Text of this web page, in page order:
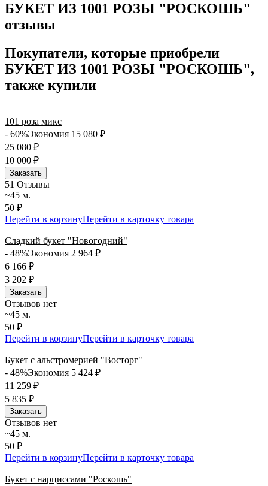
Нужна срочная отправка? Курьер привезет заказ в течение 60
минут или день в день в удобный интервал. Если вам важно
точность до минуты. Выбирайте, где купить и сколько стоит
подходящий вариант — быстрая доставка работает для вас
сегодня и ежедневно 24 часа в сутки.
БУКЕТ ИЗ 1001 РОЗЫ "РОСКОШЬ"
отзывы
Покупатели, которые приобрели
БУКЕТ ИЗ 1001 РОЗЫ "РОСКОШЬ",
также купили
101 роза микс
- 60%Экономия 15 080 ₽
25 080 ₽
10 000 ₽
Заказать
51 Отзывы
~45 м.
50 ₽
Перейти в корзинуПерейти в карточку товара
Сладкий букет "Новогодний"
- 48%Экономия 2 964 ₽
6 166 ₽
3 202 ₽
Заказать
Отзывов нет
~45 м.
50 ₽
Перейти в корзинуПерейти в карточку товара
Букет с альстромерией "Восторг"
- 48%Экономия 5 424 ₽
11 259 ₽
5 835 ₽
Заказать
Отзывов нет
~45 м.
50 ₽
Перейти в корзинуПерейти в карточку товара
Букет с нарциссами "Роскошь"